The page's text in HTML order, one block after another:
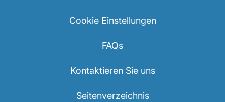
Cookie Einstellungen
FAQs
Kontaktieren Sie uns
Seitenverzeichnis